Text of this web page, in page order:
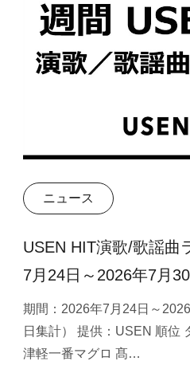
ニュース
USEN HIT演歌/歌謡曲
7月24日～2026年7月30
期間：2026年7月24日～
日集計） 提供：USEN 順位
津軽一番マグロ 髙…